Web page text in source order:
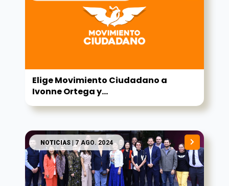
Elige Movimiento Ciudadano a
Ivonne Ortega y...
NOTICIAS| 7 AGO. 2024